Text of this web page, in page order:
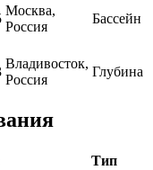
Москва,
Россия
Бассейн
Владивосток,
Россия
Глубина
Тип